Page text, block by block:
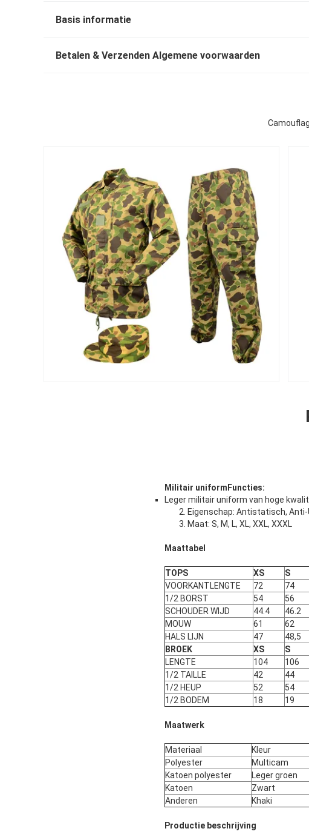
Basis informatie
Betalen & Verzenden Algemene voorwaarden
Militair uniform Functies:
Leger militair uniform van hoge
2. Eigenschap: Antistatisch,
3. Maat: S, M, L, XL, XXL, XXXL
Maattabel
TOPS XS S
VOORKANTLENGTE
72 74
1/2 BORST
54 56
SCHOUDER WIJD
44.4 46.2
MOUW
61 62
HALS LIJN
47 48,5
BROEK
XS S
LENGTE
104 106
1/2 TAILLE
42 44
1/2 HEUP
52 54
1/2 BODEM
18 19
Maatwerk
Materiaal Kleur
Polyester
Multicam
Katoen polyester
Leger groen
Katoen
Zwart
Anderen
Khaki
Productie beschrijving